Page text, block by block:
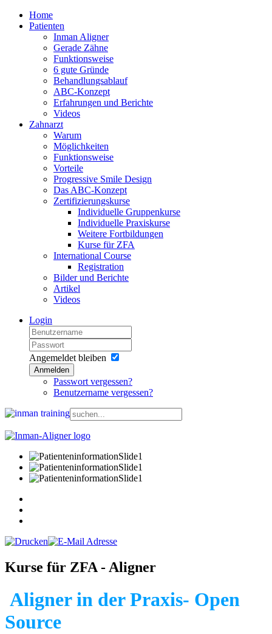
Home
Patienten
Inman Aligner
Gerade Zähne
Funktionsweise
6 gute Gründe
Behandlungsablauf
ABC-Konzept
Erfahrungen und Berichte
Videos
Zahnarzt
Warum
Möglichkeiten
Funktionsweise
Vorteile
Progressive Smile Design
Das ABC-Konzept
Zertifizierungskurse
Individuelle Gruppenkurse
Individuelle Praxiskurse
Weitere Fortbildungen
Kurse für ZFA
International Course
Registration
Bilder und Berichte
Artikel
Videos
Login
Angemeldet bleiben
Anmelden
Passwort vergessen?
Benutzername vergessen?
Kurse für ZFA - Aligner
Aligner in der Praxis- Open
Source